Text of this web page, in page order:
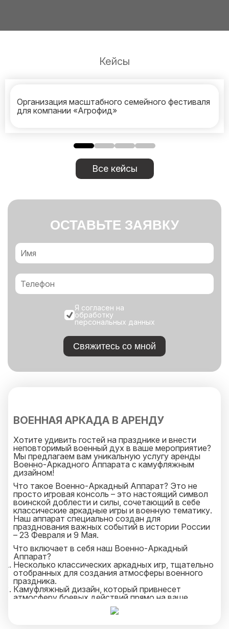
Кейсы
Организация масштабного семейного фестиваля
для компании «Агрофид»
Все кейсы
ОСТАВЬТЕ ЗАЯВКУ
Я согласен на
обработку
персональных данных
Свяжитесь со мной
ВОЕННАЯ АРКАДА В АРЕНДУ
Хотите удивить гостей на празднике и внести
неповторимый военный дух в ваше мероприятие?
Мы предлагаем вам уникальную услугу аренды
Военно-Аркадного Аппарата с камуфляжным
дизайном!
Что такое Военно-Аркадный Аппарат? Это не
просто игровая консоль – это настоящий символ
воинской доблести и силы, сочетающий в себе
классические аркадные игры и военную тематику.
Наш аппарат специально создан для
празднования важных событий в истории России
– 23 Февраля и 9 Мая.
Что включает в себя наш Военно-Аркадный
Аппарат?
Несколько классических аркадных игр, тщательно
отобранных для создания атмосферы военного
праздника.
Камуфляжный дизайн, который привнесет
атмосферу боевых действий прямо на ваше
Звуковые эффекты, которые погрузят вас в